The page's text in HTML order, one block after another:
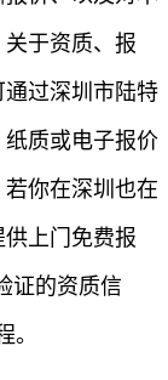
于资质、报
过深圳市陆特
质或电子报价
你在深圳也在
上门免费报
证的资质信
。